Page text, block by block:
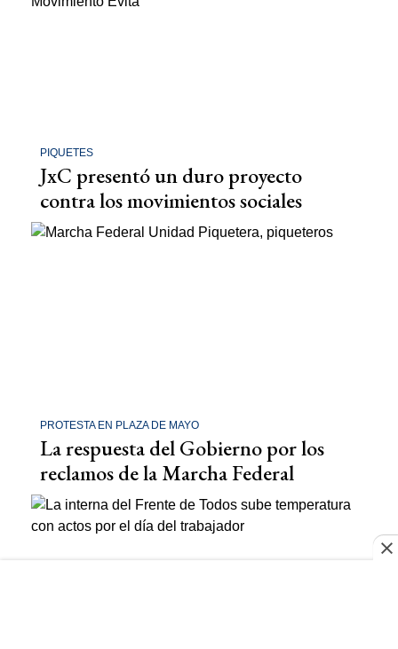
PIQUETES
JxC presentó un duro proyecto
contra los movimientos sociales
PROTESTA EN PLAZA DE MAYO
La respuesta del Gobierno por los
reclamos de la Marcha Federal